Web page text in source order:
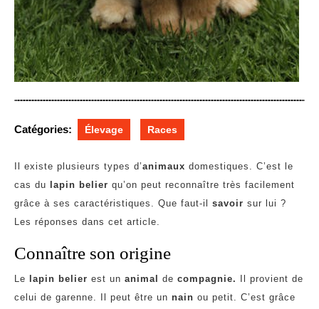
Catégories: Élevage Races
Il existe plusieurs types d’animaux domestiques. C’est le
cas du lapin belier qu’on peut reconnaître très facilement
grâce à ses caractéristiques. Que faut-il savoir sur lui ?
Les réponses dans cet article.
Connaître son origine
Le lapin belier est un animal de compagnie. Il provient de
celui de garenne. Il peut être un nain ou petit. C’est grâce